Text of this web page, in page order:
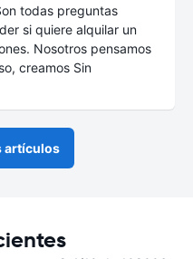
todas preguntas
si quiere alquilar un
Nosotros pensamos
creamos Sin
artículos